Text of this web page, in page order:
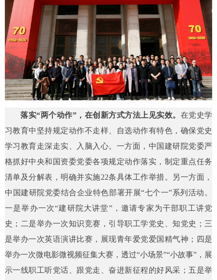
落实“两个动作”，在创新方式方法上见实效。 在党史学
习教育中坚持规定动作不走样、自选动作有特色，确保党史
学习教育走深走实、入脑入心。一方面，中国建研院党委严
格抓好中央和国资委党委各项规定动作落实，制定重点任务
清单及分解表，明确并实施22条具体工作举措。另一方面，
中国建研院党委结合企业特色部署开展“七个一”系列活动。
一是举办一次“建研院大讲堂”，邀请专家为干部职工讲党
史；二是举办一次知识竞赛，引导职工学党史、知党史；三
是举办一次英语演讲比赛，展现青年爱党爱国精气神；四是
举办一次微电影微视频征集大赛，透过“小场景”“小故事”，展
示一线职工听党话、跟党走、奋进新征程的好风采；五是举